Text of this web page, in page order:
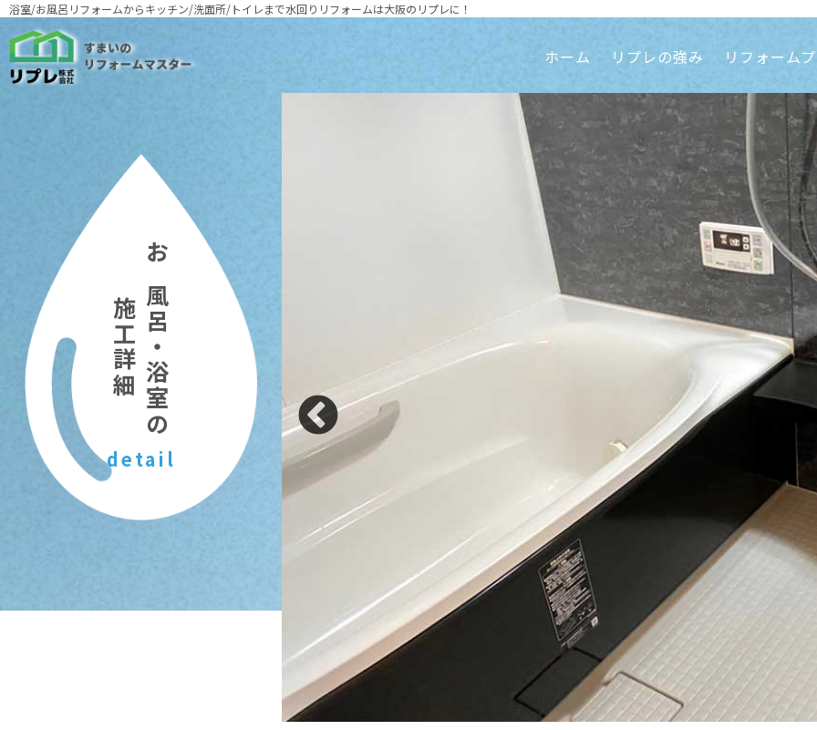
浴室/お風呂リフォームからキッチン/洗面所/トイレまで水回りリフォームは大阪のリプレに！
ホーム リプレの強み リフォーム
お風呂・浴室の
施工詳細
detail